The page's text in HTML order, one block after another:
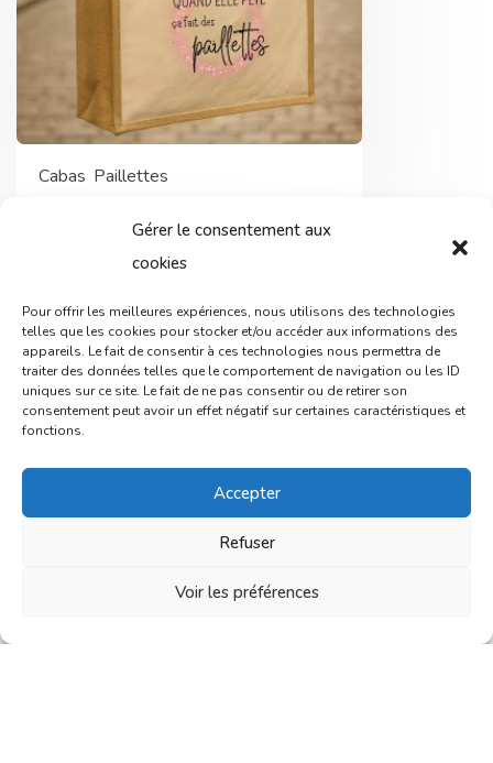
Gérer le consentement aux
cookies
Pour offrir les meilleures expériences, nous utilisons des technologies
telles que les cookies pour stocker et/ou accéder aux informations des
appareils. Le fait de consentir à ces technologies nous permettra de
traiter des données telles que le comportement de navigation ou les ID
uniques sur ce site. Le fait de ne pas consentir ou de retirer son
consentement peut avoir un effet négatif sur certaines caractéristiques et
fonctions.
Accepter
Refuser
Voir les préférences
Cabas Paillettes